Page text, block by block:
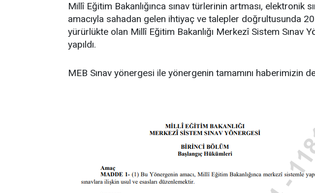
Millî Eğitim Bakanlığınca sınav türlerinin artması, elektronik
amacıyla sahadan gelen ihtiyaç ve talepler doğrultusunda
yürürlükte olan Millî Eğitim Bakanlığı Merkezî Sistem Sınav
yapıldı.
MEB Sınav yönergesi ile yönergenin tamamını haberimizin